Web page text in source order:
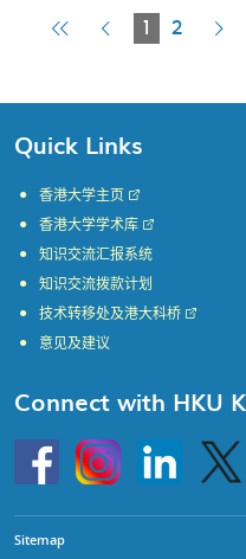
FirstPrevious
1
Current
2
Quick Links
香港大学主页
香港大学学术库
知识交流汇报系统
知识交流拨款计划
技术转移处及港大科桥
意见及建议
Connect with HKU
HKU
InstagramLinkedin Twitter
Sitemap